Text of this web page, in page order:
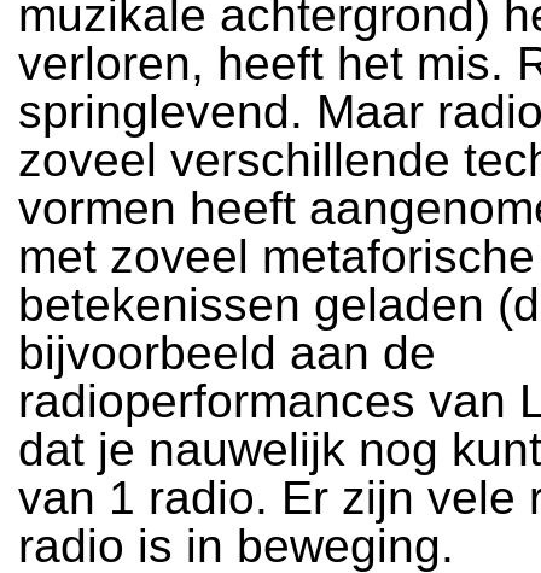
muzikale achtergrond)
verloren, heeft het mis.
springlevend. Maar
zoveel verschillende
vormen heeft
met zoveel metaforische
betekenissen geladen
bijvoorbeeld aan de
radioperformances van
dat je nauwelijk nog
van 1 radio. Er zijn vele
radio is in beweging.